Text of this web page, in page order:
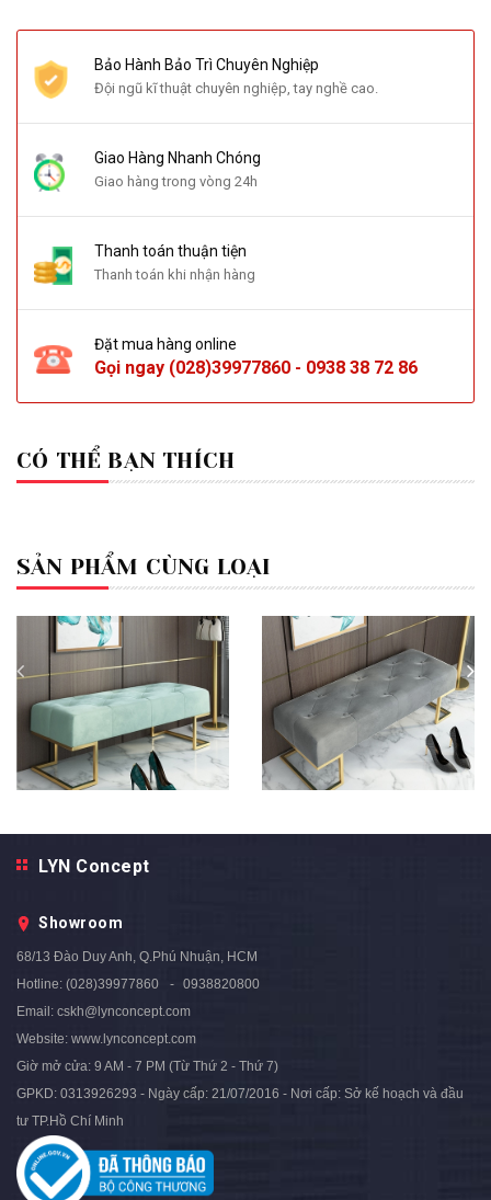
Bảo Hành Bảo Trì Chuyên Nghiệp
Đội ngũ kĩ thuật chuyên nghiệp, tay nghề cao.
Giao Hàng Nhanh Chóng
Giao hàng trong vòng 24h
Thanh toán thuận tiện
Thanh toán khi nhận hàng
Đặt mua hàng online
Gọi ngay (028)39977860 - 0938 38 72 86
CÓ THỂ BẠN THÍCH
SẢN PHẨM CÙNG LOẠI
Ghế Ngồi Mang Giày Màu
GMG05B.2
LYN Concept
Showroom
68/13 Đào Duy Anh, Q.Phú Nhuận, HCM
Hotline: (028)39977860
0938820800
Email: cskh@lynconcept.com
Website: www.lynconcept.com
Giờ mở cửa: 9 AM - 7 PM (Từ Thứ 2 - Thứ 7)
GPKD: 0313926293 - Ngày cấp: 21/07/2016 - Nơi cấp: Sở kế hoạch và đầu
tư TP.Hồ Chí Minh